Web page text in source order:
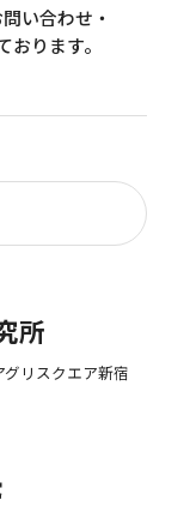
い合わせ・
ります。
所
グリスクエア新宿